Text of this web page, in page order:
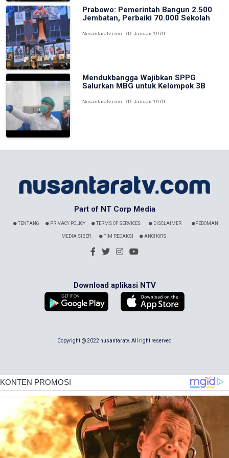
Prabowo: Pemerintah Bangun 2.500
Jembatan, Perbaiki 70.000 Sekolah
Nusantaratv.com - 01 Januari 1970
Mendukbangga Wajibkan SPPG
Salurkan MBG untuk Kelompok 3B
Nusantaratv.com - 01 Januari 1970
Part of NT Corp Media
TENTANG PRIVACY POLICY TERMS OF SERVICES DISCLAIMER PEDOMAN
MEDIA SIBER TIM REDAKSI ANCHORS
Download aplikasi NTV
Copyright @ 2022 nusantaratv. All right reserved